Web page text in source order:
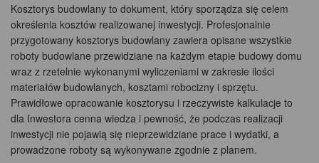
Kosztorys budowlany to dokument, który sporządza się celem
określenia kosztów realizowanej inwestycji. Profesjonalnie
przygotowany kosztorys budowlany zawiera opisane wszystkie
roboty budowlane przewidziane na każdym etapie budowy domu
wraz z rzetelnie wykonanymi wyliczeniami w zakresie ilości
materiałów budowlanych, kosztami robocizny i sprzętu.
Prawidłowe opracowanie kosztorysu i rzeczywiste kalkulacje to
dla Inwestora cenna wiedza i pewność, że podczas realizacji
inwestycji nie pojawią się nieprzewidziane prace i wydatki, a
prowadzone roboty są wykonywane zgodnie z planem.